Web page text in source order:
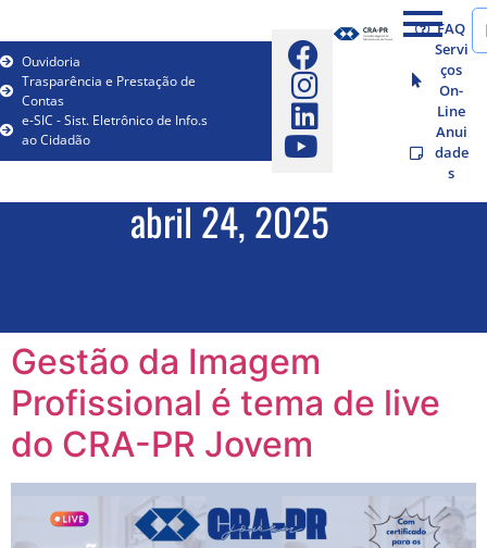
Ouvidoria
Trasparência e Prestação de
Contas
e-SIC - Sist. Eletrônico de Info.s
ao Cidadão
FAQ
Servi
ços
On-
Line
Anui
dade
s
abril 24, 2025
Gestão da Imagem
Profissional é tema de live
do CRA-PR Jovem